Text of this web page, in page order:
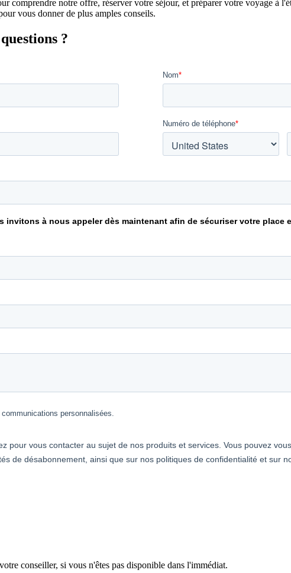
comprendre notre offre, réserver votre séjour, et préparer votre voyage à
vous donner de plus amples conseils.
?
conseiller, si vous n'êtes pas disponible dans l'immédiat.